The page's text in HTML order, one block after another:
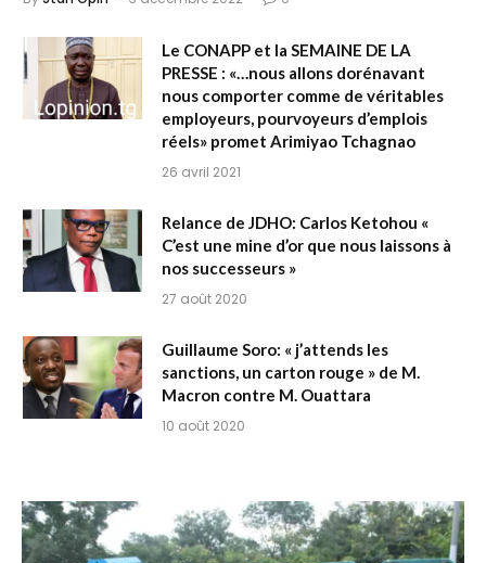
Le CONAPP et la SEMAINE DE LA
PRESSE : «…nous allons dorénavant
nous comporter comme de véritables
employeurs, pourvoyeurs d’emplois
réels» promet Arimiyao Tchagnao
26 avril 2021
Relance de JDHO: Carlos Ketohou «
C’est une mine d’or que nous laissons à
nos successeurs »
27 août 2020
Guillaume Soro: « j’attends les
sanctions, un carton rouge » de M.
Macron contre M. Ouattara
10 août 2020